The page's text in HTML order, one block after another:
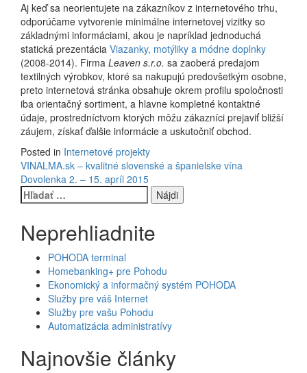
Aj keď sa neorientujete na zákazníkov z internetového trhu,
odporúčame vytvorenie minimálne internetovej vizitky so
základnými informáciami, akou je napríklad jednoduchá
statická prezentácia Viazanky, motýliky a módne doplnky
(2008-2014). Firma Leaven s.r.o. sa zaoberá predajom
textilných výrobkov, ktoré sa nakupujú predovšetkým osobne,
preto internetová stránka obsahuje okrem profilu spoločnosti
iba orientačný sortiment, a hlavne kompletné kontaktné
údaje, prostredníctvom ktorých môžu zákazníci prejaviť bližší
záujem, získať ďalšie informácie a uskutočniť obchod.
Posted in Internetové projekty
Navigácia
v
VINALMA.sk – kvalitné slovenské a španielske vína
Dovolenka 2. – 15. apríl 2015
Hľadať:
Neprehliadnite
POHODA terminal
Homebanking+ pre Pohodu
Ekonomický a informačný systém POHODA
Služby pre váš Internet
Služby pre vašu Pohodu
Automatizácia administratívy
Najnovšie články